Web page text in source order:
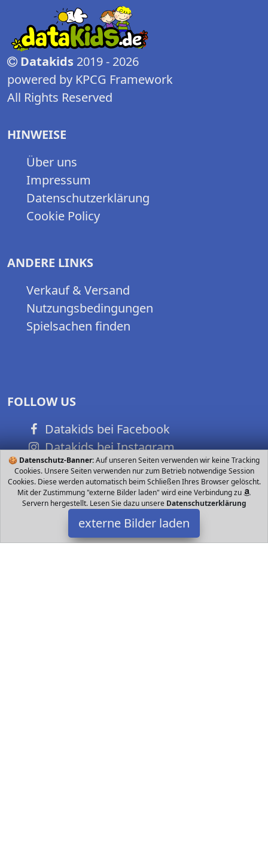
🍪 Datenschutz-Banner:Auf unseren Seiten verwenden wir keine Tracking
Cookies. Unsere Seiten verwenden nur zum Betrieb notwendige Session
Cookies. Diese werden automatisch beim Schließen Ihres Browser gelöscht.
Mit der Zustimmung "externe Bilder laden" wird eine Verbindung zu
Servern hergestellt. Lesen Sie dazu unsere Datenschutzerklärung
externe Bilder laden
Datakids 2019 - 2026
powered by KPCG Framework
All Rights Reserved
HINWEISE
Über uns
Impressum
Datenschutzerklärung
Cookie Policy
ANDERE LINKS
Verkauf & Versand
Nutzungsbedingungen
Spielsachen finden
FOLLOW US
Datakids bei Facebook
Datakids bei Instagram
Datakids bei Github